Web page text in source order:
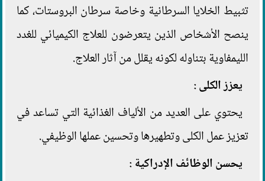
تثبيط الخلايا السرطانية وخاصة سرطان البروستات، كما
ينصح الأشخاص الذين يتعرضون للعلاج الكيميائي للغدد
الليمفاوية بتناوله لكونه يقلل من آثار العلاج.
يعزز الكلى :
يحتوي على العديد من الألياف الغذائية التي تساعد في
تعزيز عمل الكلى وتطهيرها وتحسين عملها الوظيفي.
يحسن الوظائف الإدراكية :